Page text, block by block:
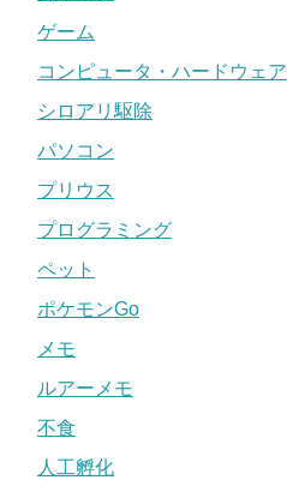
ゲーム
コンピュータ・ハードウェア
シロアリ駆除
パソコン
プリウス
プログラミング
ペット
ポケモンGo
メモ
ルアーメモ
不食
人工孵化